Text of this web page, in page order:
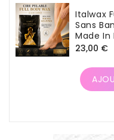
Italwax
Sans
Made In
Prix
23,00 €